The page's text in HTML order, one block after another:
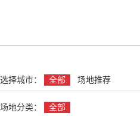
选择城市： 全部 场地推荐
场地分类： 全部